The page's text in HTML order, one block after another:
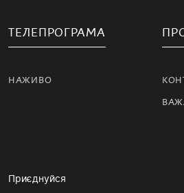
ТЕЛЕПРОГРАМА
НАЖИВО
Приєднуйся